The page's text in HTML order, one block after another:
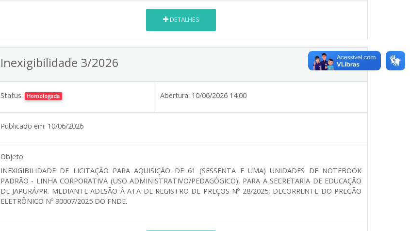
DETALHES
Inexigibilidade 3/2026
Status: Homologada Abertura: 10/06/2026 14:00
Publicado em: 10/06/2026
Objeto:
INEXIGIBILIDADE DE LICITAÇÃO PARA AQUISIÇÃO DE 61 (SESSENTA E UMA) UNIDADES DE NOTEBOOK
PADRÃO - LINHA CORPORATIVA (USO ADMINISTRATIVO/PEDAGÓGICO), PARA A SECRETARIA DE EDUCAÇÃO
DE JAPURÁ/PR. MEDIANTE ADESÃO À ATA DE REGISTRO DE PREÇOS Nº 28/2025, DECORRENTE DO PREGÃO
ELETRÔNICO Nº 90007/2025 DO FNDE.